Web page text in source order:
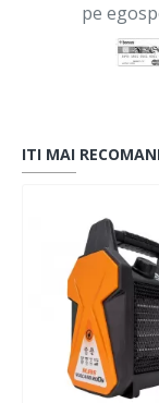
pe
ITI MAI